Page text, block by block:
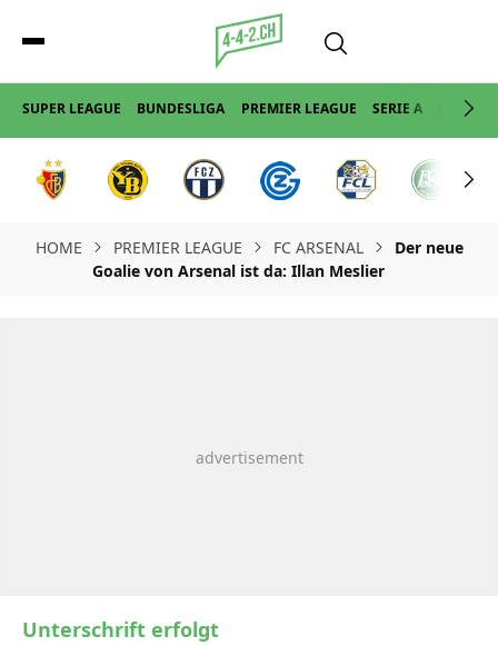
SUPER LEAGUE BUNDESLIGA PREMIER LEAGUE SERIE A LA LIGA
HOME PREMIER LEAGUE FC ARSENAL
Der neue
Goalie von Arsenal ist da: Illan Meslier
Unterschrift erfolgt